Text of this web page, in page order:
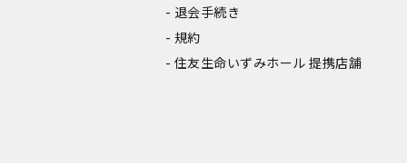
退会手続き
規約
住友生命いずみホール 提携店舗